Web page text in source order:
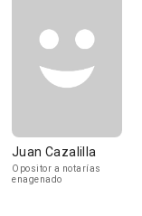
Juan Cazalilla
Opositor a notarías
enagenado